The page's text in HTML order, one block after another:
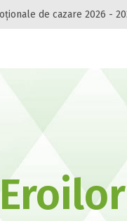
de cazare 2026 -
Peste
hoteluri,